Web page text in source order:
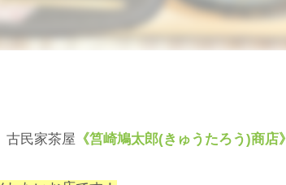
古民家茶屋 《筥崎鳩太郎(きゅうたろう)商店》